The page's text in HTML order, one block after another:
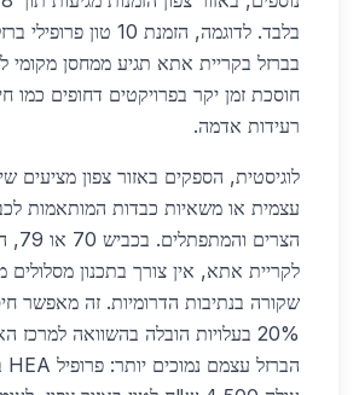
בלבד. לדוגמה, הזמנת 10
בברזל בקריית אתא תגיע ממחסן מקומי
חוסכת זמן יקר בפרויקטים דחופים כמו
רעידות אדמה.
לוגיסטית, הספקים באזור צפון מציעים
עצמית או משאיות כבדות המותאמות
לקריית אתא, אין צורך בתכנון מסלולים
20% בעלויות הובלה בהשוואה למרכז